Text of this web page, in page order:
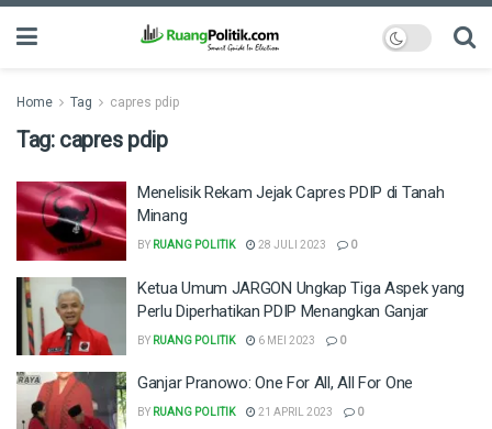
Home Tag capres pdip
Tag: capres pdip
Menelisik Rekam Jejak Capres PDIP di Tanah
Minang
BY RUANG POLITIK 28 JULI 2023 0
Ketua Umum JARGON Ungkap Tiga Aspek yang
Perlu Diperhatikan PDIP Menangkan Ganjar
BY RUANG POLITIK 6 MEI 2023 0
Ganjar Pranowo: One For All, All For One
BY RUANG POLITIK 21 APRIL 2023 0